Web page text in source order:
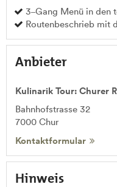
3–Gang Menü in den
Routenbeschrieb mit
Anbieter
Kulinarik Tour: Churer
Bahnhofstrasse 32
7000 Chur
Kontaktformular
Hinweis